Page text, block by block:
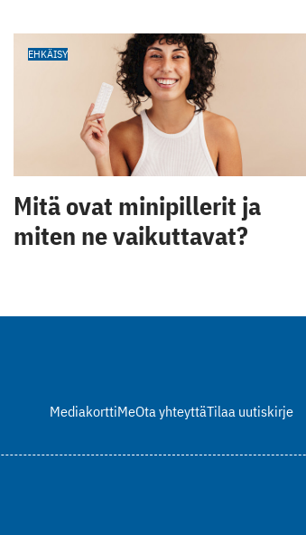
EHKÄISY
Mitä ovat minipillerit ja
miten ne vaikuttavat?
MediakorttiMeOta yhteyttäTilaa uutiskirje